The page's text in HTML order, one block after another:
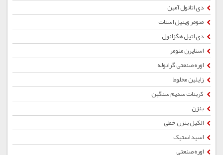
دی اتانول آمین
منومر وینیل استات
دی اتیل هگزانول
استایرن منومر
اوره صنعتی گرانوله
زایلین مخلوط
کربنات سدیم سنگین
بنزن
الکیل بنزن خطی
اسید استیک
اوره صنعتی